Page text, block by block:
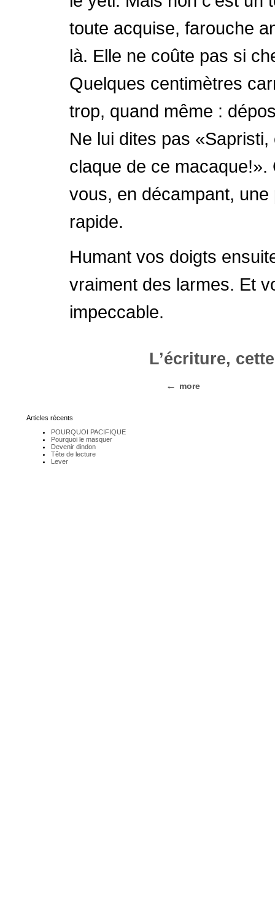
toute acquise, farouche
là. Elle ne coûte pas si
Quelques centimètres
trop, quand même :
Ne lui dites pas
claque de ce
vous, en décampant,
rapide.
Humant vos doigts
vraiment des larmes. Et
impeccable.
L’écriture,
more
Articles récents
POURQUOI PACIFIQUE
Pourquoi le masquer
Devenir dindon
Tête de lecture
Lever